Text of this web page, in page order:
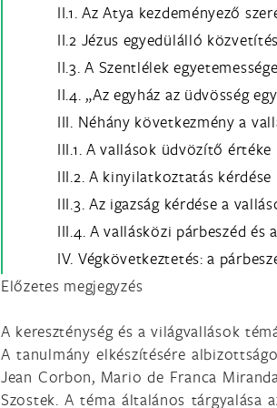
II.1. Az Atya kezdeményező
II.2 Jézus egyedülálló
II.3. A Szentlélek
II.4. „Az egyház az üdvösség
III. Néhány következmény a
III.1. A vallások üdvözítő értéke
III.2. A kinyilatkoztatás kérdése
III.3. Az igazság kérdése a
III.4. A vallásközi párbeszéd és
IV. Végkövetkeztetés: a
Előzetes megjegyzés
A kereszténység és a világvallások
A tanulmány elkészítésére
Jean Corbon, Mario de Franca
Szostek. A téma általános tárgyalása